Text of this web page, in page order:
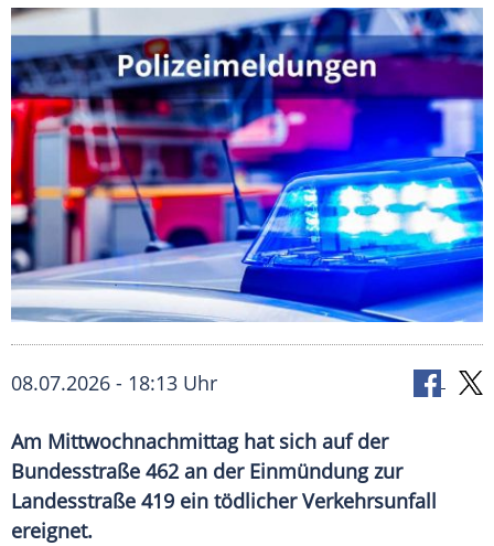
08.07.2026 - 18:13 Uhr
Am Mittwochnachmittag hat sich auf der
Bundesstraße 462 an der Einmündung zur
Landesstraße 419 ein tödlicher Verkehrsunfall
ereignet.